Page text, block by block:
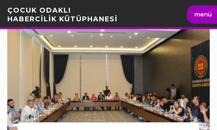
Geç
ÇOCUK ODAKLI
HABERCİLİK KÜTÜPHANESİ
menü